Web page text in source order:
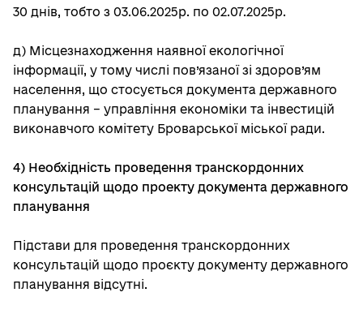
30 днів, тобто з 03.06.2025р. по 02.07.2025р.
д) Місцезнаходження наявної екологічної
інформації, у тому числі пов’язаної зі здоров’ям
населення, що стосується документа державного
планування – управління економіки та інвестицій
виконавчого комітету Броварської міської ради.
4) Необхідність проведення транскордонних
консультацій щодо проекту документа державного
планування
Підстави для проведення транскордонних
консультацій щодо проєкту документу державного
планування відсутні.